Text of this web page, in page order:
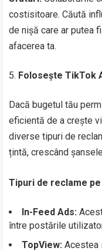
costisitoare. Căută
de nișă care ar putea
afacerea ta.
Folosește TikTok
Dacă bugetul tău
eficientă de a crește
diverse tipuri de
țintă, crescând
Tipuri de reclame
In-Feed Ads:
între postările
TopView: Acestea